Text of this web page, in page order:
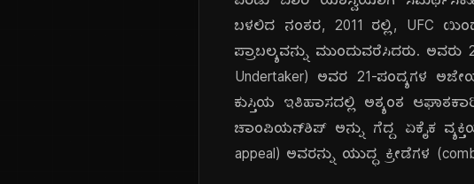
ಬಳಲಿದ ನಂತರ, 2011 ರಲ್ಲಿ, UFC
ಪ್ರಾಬಲ್ಯವನ್ನು ಮುಂದುವರೆಸಿದರು.
Undertaker) ಅವರ 21-ಪಂದ್ಯಗಳ
ಕುಸ್ತಿಯ ಇತಿಹಾಸದಲ್ಲಿ ಅತ್ಯಂತ
ಚಾಂಪಿಯನ್‌ಶಿಪ್ ಅನ್ನು ಗೆದ್ದ ಏಕೈಕ
appeal) ಅವರನ್ನು ಯುದ್ಧ ಕ್ರೀಡೆಗಳ